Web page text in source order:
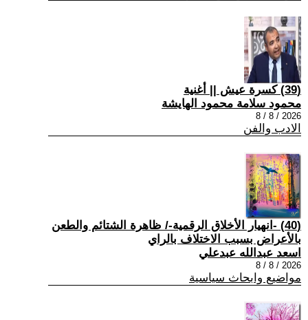
(39) كسرة عيش || أغنية
محمود سلامة محمود الهايشة
2026 / 8 / 8
الادب والفن
(40) -انهيار الأخلاق الرقمية-/ ظاهرة الشتائم والطعن
بالأعراض بسبب الاختلاف بالراي
اسعد عبدالله عبدعلي
2026 / 8 / 8
مواضيع وابحاث سياسية